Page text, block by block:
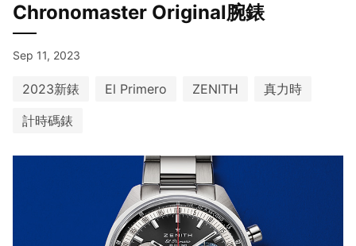
Chronomaster Original腕錶
Sep 11, 2023
2023新錶 El Primero ZENITH
真力時
計時碼錶